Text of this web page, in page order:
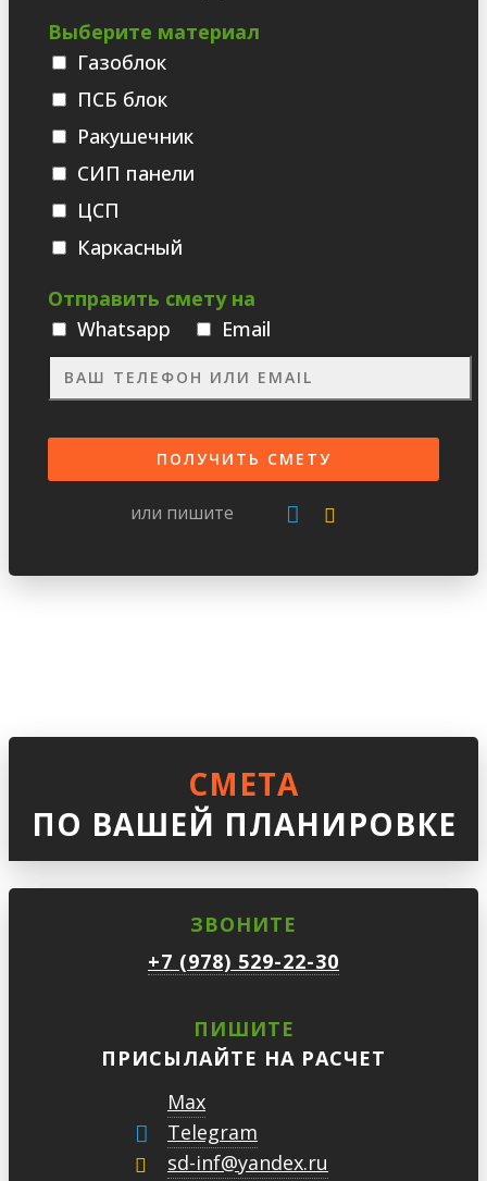
Выберите материал
Газоблок
ПСБ блок
Ракушечник
СИП панели
ЦСП
Каркасный
Отправить смету на
Whatsаpp
Email
или пишите
СМЕТА
ПО ВАШЕЙ ПЛАНИРОВКЕ
ЗВОНИТЕ
+7 (978) 529-22-30
ПИШИТЕ
ПРИСЫЛАЙТЕ НА РАСЧЕТ
Max
Telegram
sd-inf@yandex.ru